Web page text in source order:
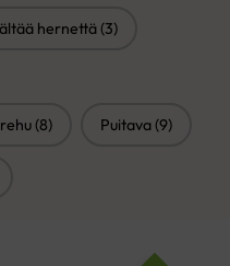
hernettä(3)
(8) Puitava(9)